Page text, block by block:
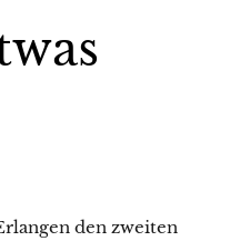
den zweiten